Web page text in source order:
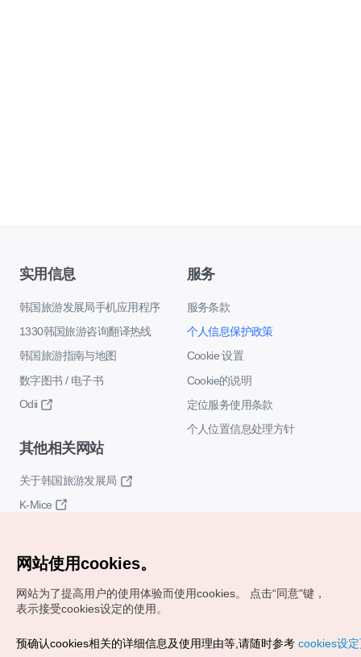
实用信息
韩国旅游发展局手机应用程序
1330韩国旅游咨询翻译热线
韩国旅游指南与地图
数字图书 / 电子书
Odii
服务
服务条款
个人信息保护政策
Cookie 设置
Cookie的说明
定位服务使用条款
个人位置信息处理方针
其他相关网站
关于韩国旅游发展局
K-Mice
Copyrights (c) 韩国旅游发展局版权所有
网站使用cookies。
网站为了提高用户的使用体验而使用cookies。
点击“同意"键，
表示接受cookies设定的使用。
预确认cookies相关的详细信息及使用理由等,请随时参考 cookies设